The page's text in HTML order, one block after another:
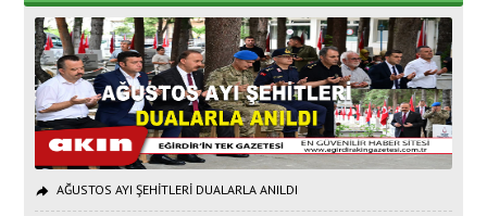
AĞUSTOS AYI ŞEHİTLERİ DUALARLA ANILDI